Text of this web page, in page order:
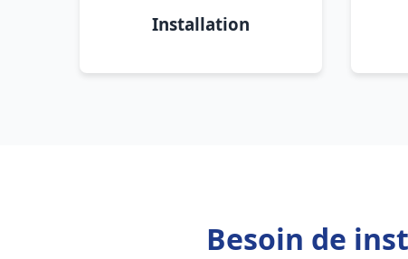
Installation
Besoin de